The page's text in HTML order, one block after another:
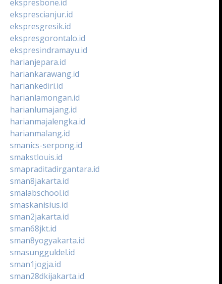
ekspresbone.id
eksprescianjur.id
ekspresgresik.id
ekspresgorontalo.id
ekspresindramayu.id
harianjepara.id
hariankarawang.id
hariankediri.id
harianlamongan.id
harianlumajang.id
harianmajalengka.id
harianmalang.id
smanics-serpong.id
smakstlouis.id
smapraditadirgantara.id
sman8jakarta.id
smalabschool.id
smaskanisius.id
sman2jakarta.id
sman68jkt.id
sman8yogyakarta.id
smasungguldel.id
sman1jogja.id
sman28dkijakarta.id